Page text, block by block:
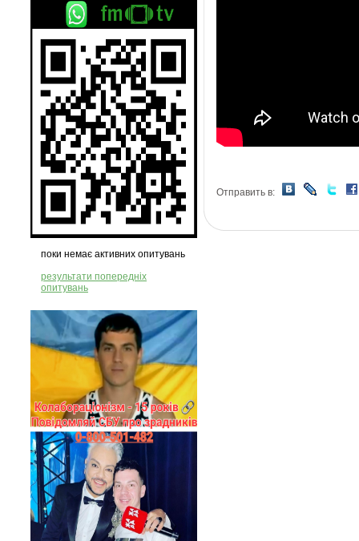
поки немає активних опитувань
результати попередніх
опитувань
Отправить в: